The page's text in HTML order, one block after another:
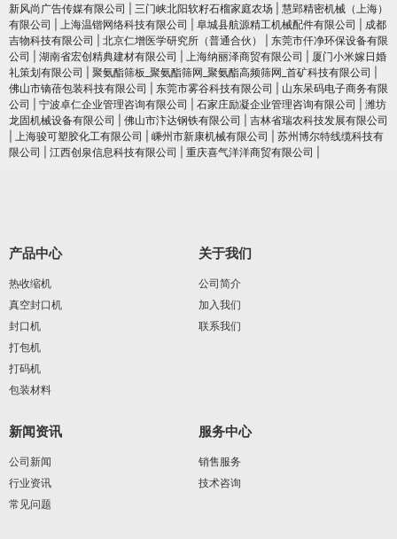
新风尚广告传媒有限公司
三门峡北阳软籽石榴家庭农场
慧郢精密机械（上海）
有限公司
上海温锴网络科技有限公司 阜城县航源精工机械配件有限公司
成都
吉物科技有限公司
北京仁增医学研究所（普通合伙）
东莞市仟净环保设备有限
公司
湖南省宏创精典建材有限公司 上海纳丽泽商贸有限公司
厦门小米嫁日婚
礼策划有限公司
聚氨酯筛板_聚氨酯筛网_聚氨酯高频筛网_首矿科技有限公司
佛山市镝蓓包装科技有限公司
东莞市雾谷科技有限公司
山东呆码电子商务有限
公司
宁波卓仁企业管理咨询有限公司 石家庄励凝企业管理咨询有限公司
潍坊
龙固机械设备有限公司
佛山市汴达钢铁有限公司
吉林省瑞农科技发展有限公司
上海骏可塑胶化工有限公司 嵊州市新康机械有限公司
苏州博尔特线缆科技有
限公司
江西创泉信息科技有限公司 重庆喜气洋洋商贸有限公司
产品中心
热收缩机
真空封口机
封口机
打包机
打码机
包装材料
关于我们
公司简介
加入我们
联系我们
新闻资讯
公司新闻
行业资讯
常见问题
服务中心
销售服务
技术咨询